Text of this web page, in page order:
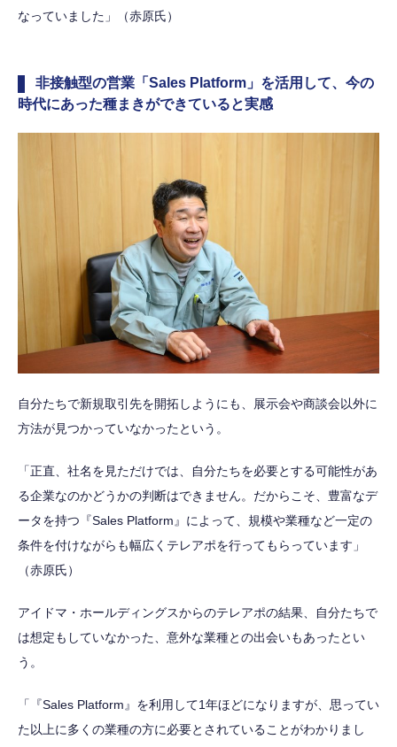
なっていました」（赤原氏）
非接触型の営業「Sales Platform」を活用して、今の
時代にあった種まきができていると実感
自分たちで新規取引先を開拓しようにも、展示会や商談会以外に
方法が見つかっていなかったという。
「正直、社名を見ただけでは、自分たちを必要とする可能性があ
る企業なのかどうかの判断はできません。だからこそ、豊富なデ
ータを持つ『Sales Platform』によって、規模や業種など一定の
条件を付けながらも幅広くテレアポを行ってもらっています」
（赤原氏）
アイドマ・ホールディングスからのテレアポの結果、自分たちで
は想定もしていなかった、意外な業種との出会いもあったとい
う。
「『Sales Platform』を利用して1年ほどになりますが、思ってい
た以上に多くの業種の方に必要とされていることがわかりまし